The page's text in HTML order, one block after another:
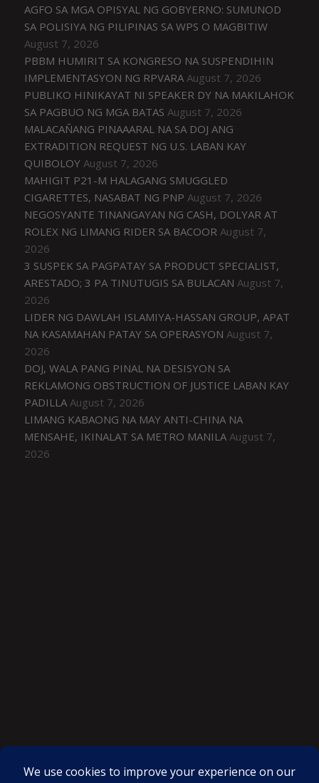
AGFO SA MGA OPISYAL NG GOBYERNO: SUMUNOD
SA POLISIYA NG PILIPINAS SA WPS O MAGBITIW
August 7, 2026
PBBM HUMIRIT SA KONGRESO NA SUSPENDIHIN
IMPLEMENTASYON NG RPVARA August 7, 2026
PUBLIKO HINIKAYAT NI SPEAKER DY NA MAKILAHOK
SA PAGBUO NG MGA BATAS August 7, 2026
MALACAÑANG PINAAARAL NA SA DOJ ANG
EXTRADITION REQUEST NG U.S. LABAN KAY
QUIBOLOY August 7, 2026
MAHIGIT P21-M HALAGANG SMUGGLED
CIGARETTES, NASABAT NG PNP August 7, 2026
NEGOSYANTE TINANGAYAN NG CASH, DOLYAR AT
ROLEX NG LIMANG RIDER SA BACOOR August 7,
2026
3 SUSPEK SA PAGPATAY SA PRODUCT SPECIALIST,
ARESTADO; 3 PA TINUTUGIS SA BULACAN August 7,
2026
LIDER NG DAWLAH ISLAMIYA-HASSAN GROUP, APAT
NA KASAMAHAN PATAY SA OPERASYON August 7,
2026
DOJ, WALA PANG PINAL NA DESISYON SA
REKLAMONG OBSTRUCTION OF JUSTICE LABAN KAY
PADILLA August 7, 2026
LIMANG KABAONG NA MAY ANTI-CHINA NA
MENSAHE, IKINALAT SA METRO MANILA August 7,
2026